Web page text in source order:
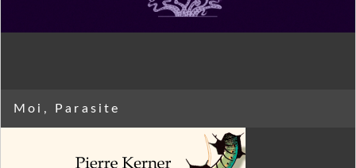
Moi, Parasite